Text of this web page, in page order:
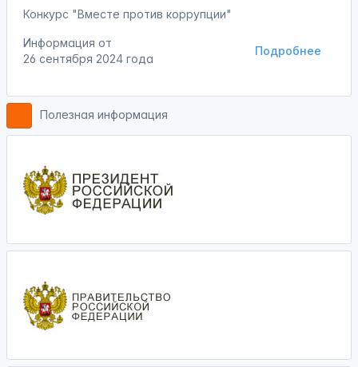
Конкурс "Вместе против коррупции"
Подробнее
Информация от
26 сентября 2024 года
Полезная информация